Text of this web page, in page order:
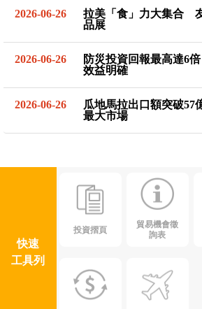
2026-06-26
拉美「食」力大集合
品展
2026-06-26
防災投資回報最高達6
效益明確
2026-06-26
瓜地馬拉出口額突破
最大市場
快速
工具列
投資摺頁
貿易機會徵
詢表